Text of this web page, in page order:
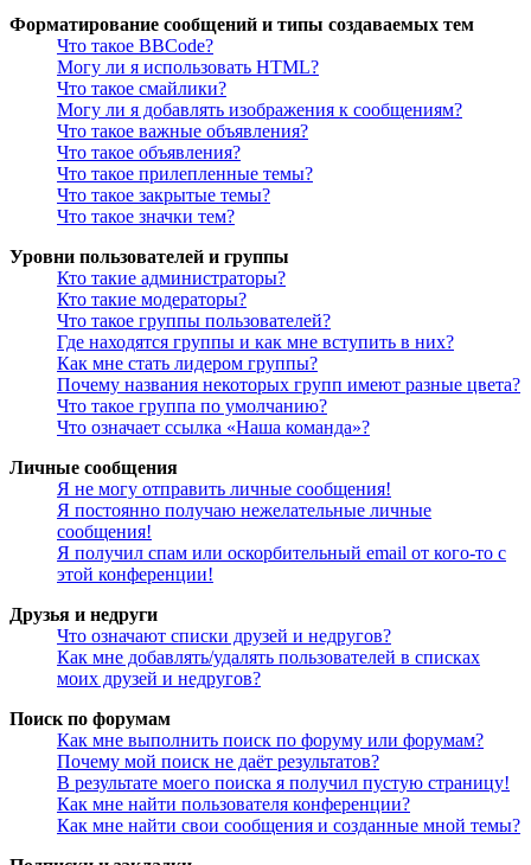
Форматирование сообщений и типы создаваемых тем
Что такое BBCode?
Могу ли я использовать HTML?
Что такое смайлики?
Могу ли я добавлять изображения к сообщениям?
Что такое важные объявления?
Что такое объявления?
Что такое прилепленные темы?
Что такое закрытые темы?
Что такое значки тем?
Уровни пользователей и группы
Кто такие администраторы?
Кто такие модераторы?
Что такое группы пользователей?
Где находятся группы и как мне вступить в них?
Как мне стать лидером группы?
Почему названия некоторых групп имеют разные цвета?
Что такое группа по умолчанию?
Что означает ссылка «Наша команда»?
Личные сообщения
Я не могу отправить личные сообщения!
Я постоянно получаю нежелательные личные
сообщения!
Я получил спам или оскорбительный email от кого-то с
этой конференции!
Друзья и недруги
Что означают списки друзей и недругов?
Как мне добавлять/удалять пользователей в списках
моих друзей и недругов?
Поиск по форумам
Как мне выполнить поиск по форуму или форумам?
Почему мой поиск не даёт результатов?
В результате моего поиска я получил пустую страницу!
Как мне найти пользователя конференции?
Как мне найти свои сообщения и созданные мной темы?